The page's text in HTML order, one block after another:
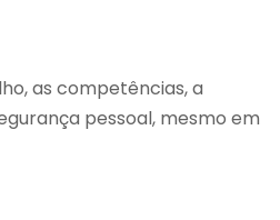
as competências, a
pessoal, mesmo em